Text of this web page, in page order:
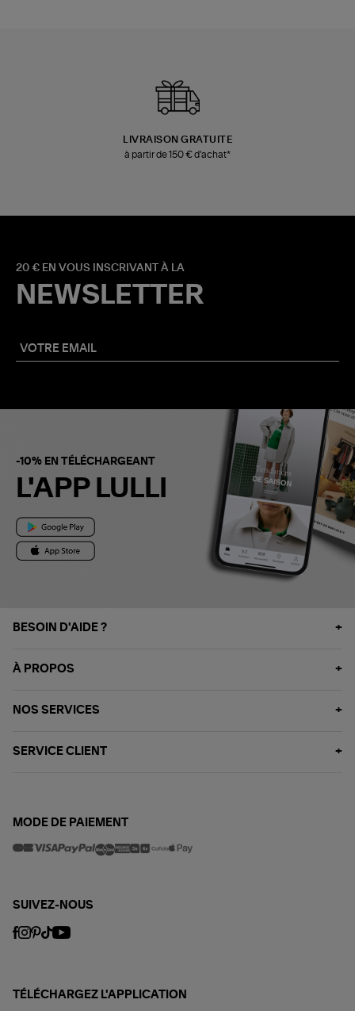
LIVRAISON GRATUITE
à partir de 150 € d'achat*
20 € EN VOUS INSCRIVANT À LA
NEWSLETTER
-10% EN TÉLÉCHARGEANT
L'APP LULLI
BESOIN D'AIDE ?
À PROPOS
NOS SERVICES
SERVICE CLIENT
MODE DE PAIEMENT
SUIVEZ-NOUS
TÉLÉCHARGEZ L'APPLICATION